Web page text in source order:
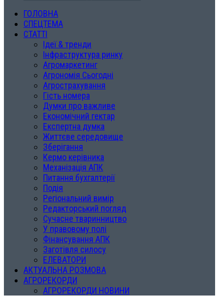
ГОЛОВНА
СПЕЦТЕМА
СТАТТІ
Ідеї & тренди
Інфраструктура ринку
Агромаркетинг
Агрономія Сьогодні
Агрострахування
Гість номера
Думки про важливе
Економічний гектар
Експертна думка
Життєве середовище
Зберігання
Кермо керівника
Механізація АПК
Питання бухгалтерії
Подія
Регіональний вимір
Редакторський погляд
Сучасне тваринництво
У правовому полі
Фінансування АПК
Заготівля силосу
ЕЛЕВАТОРИ
АКТУАЛЬНА РОЗМОВА
АГРОРЕКОРДИ
АГРОРЕКОРДИ НОВИНИ